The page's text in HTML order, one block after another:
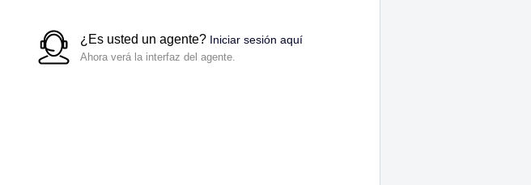
¿Es usted un agente? Iniciar sesión aquí
Ahora verá la interfaz del agente.